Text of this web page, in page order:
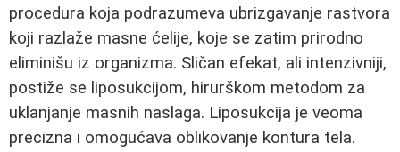
procedura koja podrazumeva ubrizgavanje rastvora
koji razlaže masne ćelije, koje se zatim prirodno
eliminišu iz organizma. Sličan efekat, ali intenzivniji,
postiže se liposukcijom, hirurškom metodom za
uklanjanje masnih naslaga. Liposukcija je veoma
precizna i omogućava oblikovanje kontura tela.